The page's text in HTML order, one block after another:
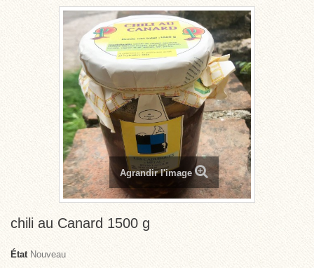
Agrandir l'image
chili au Canard 1500 g
État Nouveau